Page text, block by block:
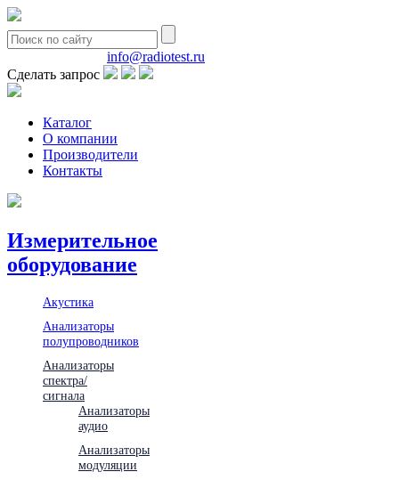
info@radiotest.ru
Сделать запрос
Каталог
О компании
Производители
Контакты
Измерительное
оборудование
Акустика
Анализаторы
полупроводников
Анализаторы
спектра/
сигнала
Анализаторы
аудио
Анализаторы
модуляции